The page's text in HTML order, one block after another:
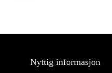
Nyttig informasjon